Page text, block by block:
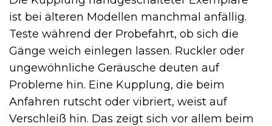
ist bei älteren Modellen manchmal anfällig.
Teste während der Probefahrt, ob sich die
Gänge weich einlegen lassen. Ruckler oder
ungewöhnliche Geräusche deuten auf
Probleme hin. Eine Kupplung, die beim
Anfahren rutscht oder vibriert, weist auf
Verschleiß hin. Das zeigt sich vor allem beim